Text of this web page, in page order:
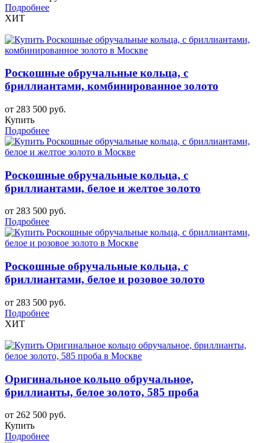
Подробнее
ХИТ
Роскошные обручальные кольца, с
бриллиантами, комбинированное золото
от 283 500 руб.
Купить
Подробнее
Роскошные обручальные кольца, с
бриллиантами, белое и желтое золото
от 283 500 руб.
Подробнее
Роскошные обручальные кольца, с
бриллиантами, белое и розовое золото
от 283 500 руб.
Подробнее
ХИТ
Оригинальное кольцо обручальное,
бриллианты, белое золото, 585 проба
от 262 500 руб.
Купить
Подробнее